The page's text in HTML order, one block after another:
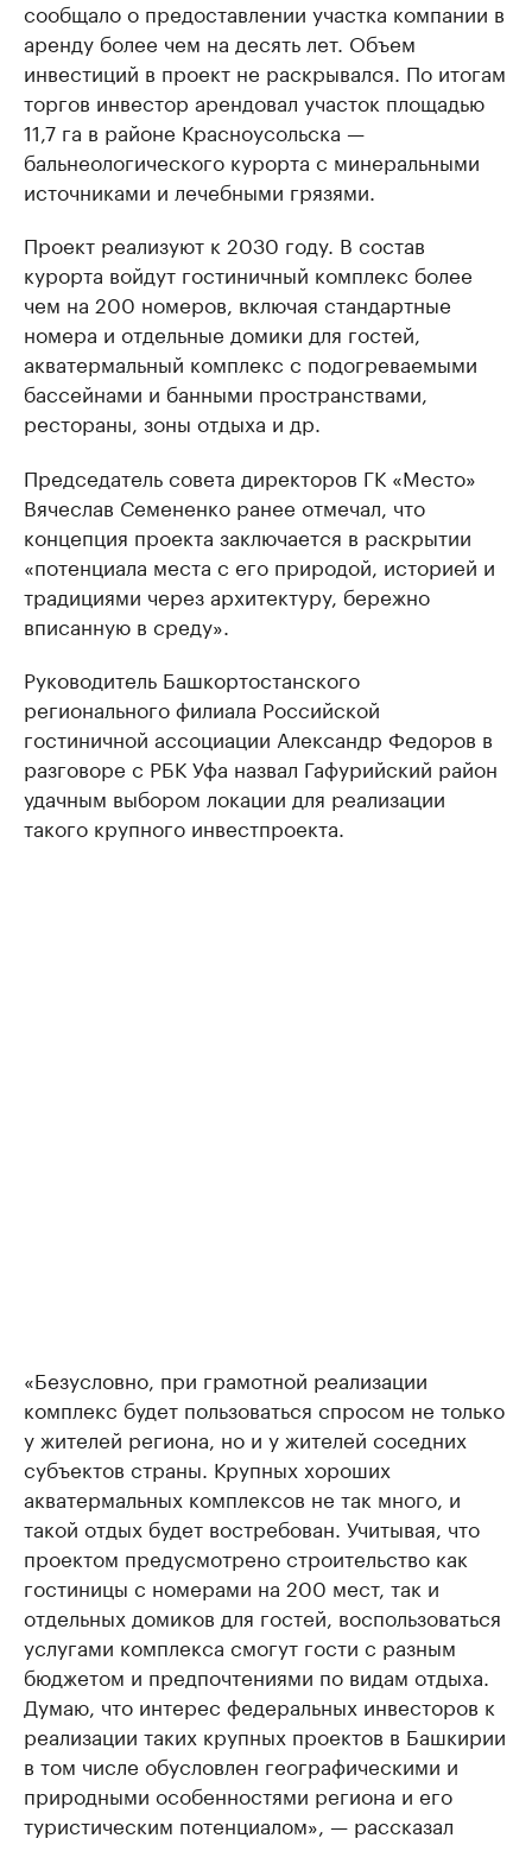
сообщало о предоставлении участка компании в
аренду более чем на десять лет. Объем
инвестиций в проект не раскрывался. По итогам
торгов инвестор арендовал участок площадью
11,7 га в районе Красноусольска —
бальнеологического курорта с минеральными
источниками и лечебными грязями.
Проект реализуют к 2030 году. В состав
курорта войдут гостиничный комплекс более
чем на 200 номеров, включая стандартные
номера и отдельные домики для гостей,
акватермальный комплекс с подогреваемыми
бассейнами и банными пространствами,
рестораны, зоны отдыха и др.
Председатель совета директоров ГК «Место»
Вячеслав Семененко ранее отмечал, что
концепция проекта заключается в раскрытии
«потенциала места с его природой, историей и
традициями через архитектуру, бережно
вписанную в среду».
Руководитель Башкортостанского
регионального филиала Российской
гостиничной ассоциации Александр Федоров в
разговоре с РБК Уфа назвал Гафурийский район
удачным выбором локации для реализации
такого крупного инвестпроекта.
«Безусловно, при грамотной реализации
комплекс будет пользоваться спросом не только
у жителей региона, но и у жителей соседних
субъектов страны. Крупных хороших
акватермальных комплексов не так много, и
такой отдых будет востребован. Учитывая, что
проектом предусмотрено строительство как
гостиницы с номерами на 200 мест, так и
отдельных домиков для гостей, воспользоваться
услугами комплекса смогут гости с разным
бюджетом и предпочтениями по видам отдыха.
Думаю, что интерес федеральных инвесторов к
реализации таких крупных проектов в Башкирии
в том числе обусловлен географическими и
природными особенностями региона и его
туристическим потенциалом», — рассказал